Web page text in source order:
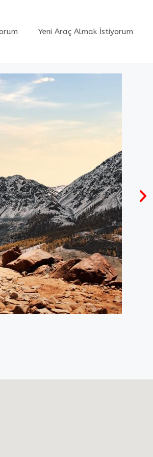
Yeni Araç Almak İstiyorum